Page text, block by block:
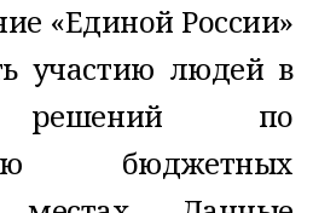
«Единой России»
участию людей в
решений по
бюджетных